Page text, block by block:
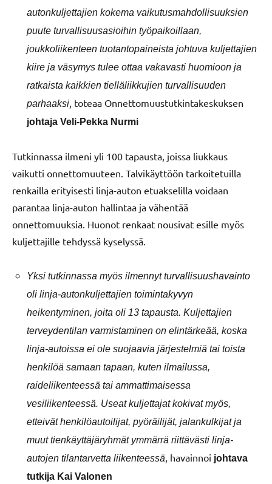
autonkuljettajien kokema vaikutusmahdollisuuksien
puute turvallisuusasioihin työpaikoillaan,
joukkoliikenteen tuotantopaineista johtuva kuljettajien
kiire ja väsymys tulee ottaa vakavasti huomioon ja
ratkaista kaikkien tielläliikkujien turvallisuuden
parhaaksi , toteaa Onnettomuustutkintakeskuksen
johtaja Veli-Pekka Nurmi
Tutkinnassa ilmeni yli 100 tapausta, joissa liukkaus
vaikutti onnettomuuteen. Talvikäyttöön tarkoitetuilla
renkailla erityisesti linja-auton etuakselilla voidaan
parantaa linja-auton hallintaa ja vähentää
onnettomuuksia. Huonot renkaat nousivat esille myös
kuljettajille tehdyssä kyselyssä.
Yksi tutkinnassa myös ilmennyt turvallisuushavainto
oli linja-autonkuljettajien toimintakyvyn
heikentyminen, joita oli 13 tapausta. Kuljettajien
terveydentilan varmistaminen on elintärkeää, koska
linja-autoissa ei ole suojaavia järjestelmiä tai toista
henkilöä samaan tapaan, kuten ilmailussa,
raideliikenteessä tai ammattimaisessa
vesiliikenteessä. Useat kuljettajat kokivat myös,
etteivät henkilöautoilijat, pyöräilijät, jalankulkijat ja
muut tienkäyttäjäryhmät ymmärrä riittävästi linja-
autojen tilantarvetta liikenteessä , havainnoi johtava
tutkija Kai Valonen